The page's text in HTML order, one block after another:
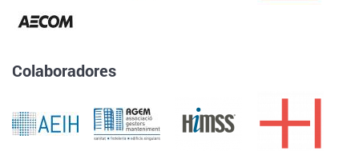
Colaboradores